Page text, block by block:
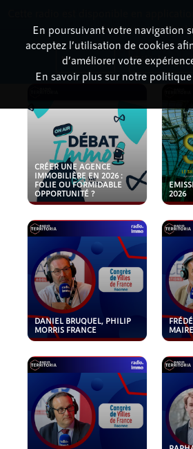
CRÉER UNE AGENCE
IMMOBILIÈRE EN 2026 :
FOLIE OU FORMIDABLE
OPPORTUNITÉ ?
2026
DANIEL BRUQUEL, PHILIP
MORRIS FRANCE
En poursuivant votre navigation
acceptez l’utilisation de cookies
d’améliorer votre
En savoir plus sur notre
dessous pour
Non merci Télécharger